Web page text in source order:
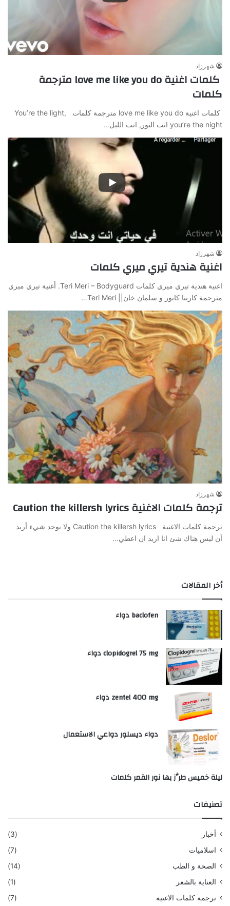
شهرزاد
كلمات اغنية love me like you do مترجمة
كلمات
كلمات اغنية love me like you do مترجمة كلمات You’re the light,
you’re the night انت النور, انت الليل…
شهرزاد
اغنية هندية تيري ميري كلمات
اغنية هندية تيري ميري كلمات Teri Meri – Bodyguard. أغنية تيري ميري
مترجمة كارينا كابور و سلمان خان|| Teri Meri…
شهرزاد
ترجمة كلمات الاغنية Caution the killersh lyrics
ترجمة كلمات الاغنية Caution the killersh lyrics ولا يوجد شيء أريد
أن ليس هناك شئ انا اريد ان اعطي…
أخر المقالات
baclofen دواء
clopidogrel 75 mg دواء
zentel 400 mg دواء
دواء ديسلور دواعي الاستعمال
ليلة خميس طرَّز بها نور القمر كلمات
تصنيفات
أخبار
(3)
اسلاميات
(7)
الصحة و الطب
(14)
العناية بالشعر
(1)
ترجمة كلمات الاغنية
(7)